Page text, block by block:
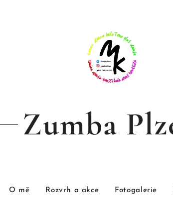
Zumba
O mě Rozvrh a akce Fotogalerie